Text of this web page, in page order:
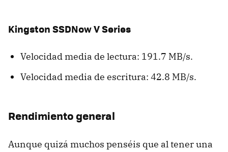
Kingston SSDNow V Series
Velocidad media de lectura: 191.7 MB/s.
Velocidad media de escritura: 42.8 MB/s.
Rendimiento general
Aunque quizá muchos penséis que al tener una